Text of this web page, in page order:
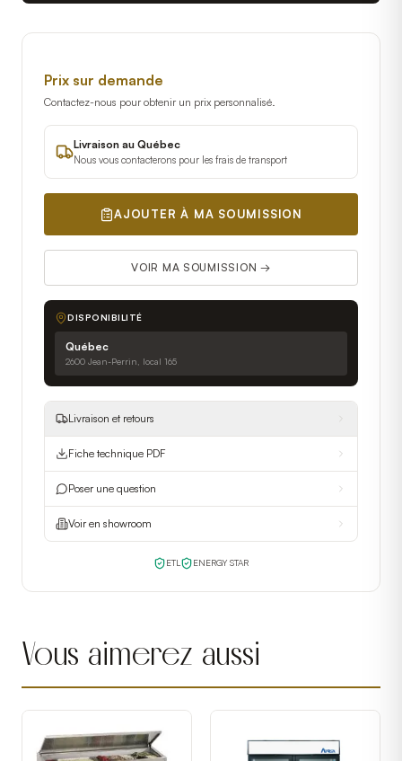
Prix sur demande
Contactez-nous pour obtenir un prix personnalisé.
Livraison au Québec
Nous vous contacterons pour les frais de transport
AJOUTER À MA SOUMISSION
VOIR MA SOUMISSION →
DISPONIBILITÉ
Québec
2600 Jean-Perrin, local 165
Livraison et retours
Fiche technique PDF
Poser une question
Voir en showroom
ETL ENERGY STAR
Vous aimerez aussi